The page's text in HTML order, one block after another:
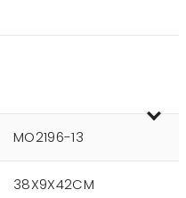
MO2196-13
38X9X42CM